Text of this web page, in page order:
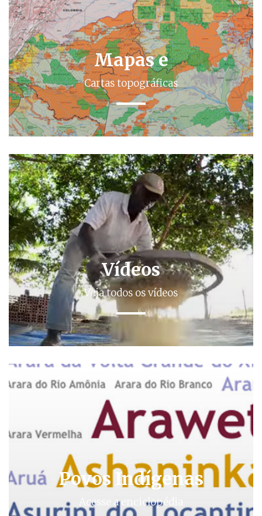
Mapas e
Cartas topográficas
Vídeos
Veja todos os vídeos
Povos Indígenas
Acesse a enciclopédia